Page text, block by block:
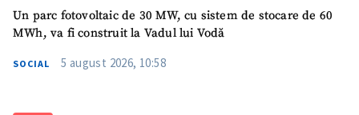
Un parc fotovoltaic de 30 MW, cu sistem de stocare de 60
MWh, va fi construit la Vadul lui Vodă
SOCIAL 5 august 2026, 10:58